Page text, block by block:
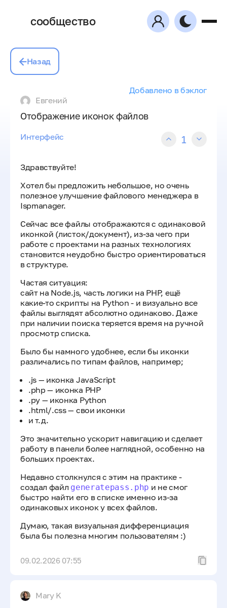
сообщество
Назад
Евгений
Интерфейс 1
Отображение иконок файлов
Здравствуйте!
Хотел бы предложить небольшое, но очень
полезное улучшение файлового менеджера в
Ispmanager.
Сейчас все файлы отображаются с одинаковой
иконкой (листок/документ), из-за чего при
работе с проектами на разных технологиях
становится неудобно быстро ориентироваться
в структуре.
Частая ситуация:
сайт на Node.js, часть логики на PHP, ещё
какие-то скрипты на Python - и визуально все
файлы выглядят абсолютно одинаково. Даже
при наличии поиска теряется время на ручной
просмотр списка.
Было бы намного удобнее, если бы иконки
различались по типам файлов, например;
.js — иконка JavaScript
.php — иконка PHP
.py — иконка Python
.html/.css — свои иконки
и т.д.
Это значительно ускорит навигацию и сделает
работу в панели более наглядной, особенно на
больших проектах.
Недавно столкнулся с этим на практике -
создал файл generatepass.php и не смог
быстро найти его в списке именно из-за
одинаковых иконок у всех файлов.
Думаю, такая визуальная дифференциация
была бы полезна многим пользователям :)
09.02.2026 07:55
Добавлено в бэклог
Mary K